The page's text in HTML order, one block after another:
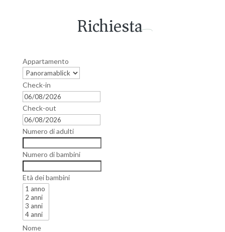
Richiesta
Appartamento
Check-in
Check-out
Numero di adulti
Numero di bambini
Età dei bambini
Nome